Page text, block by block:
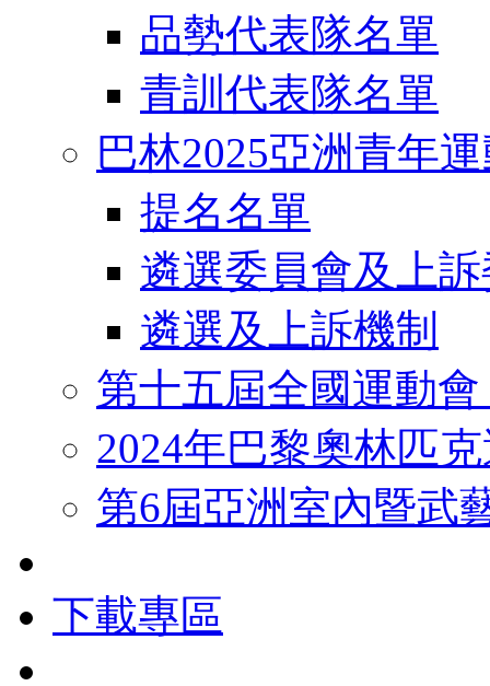
品勢代表隊名單
青訓代表隊名單
巴林2025亞洲青年
提名名單
遴選委員會及上
遴選及上訴機制
第十五屆全國運動
2024年巴黎奧林匹
第6屆亞洲室內暨武
下載專區